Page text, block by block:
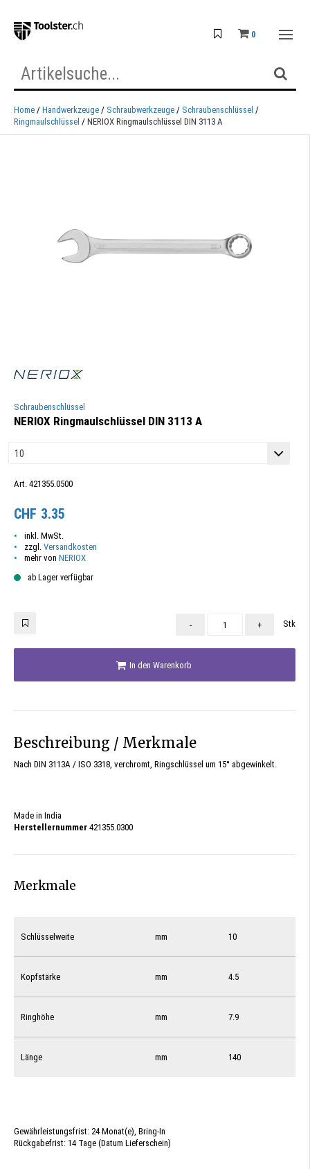
0
Home Handwerkzeuge Schraubwerkzeuge
Schraubenschlüssel
Ringmaulschlüssel
NERIOX Ringmaulschlüssel DIN 3113 A
Schraubenschlüssel
NERIOX Ringmaulschlüssel DIN 3113 A
Art. 421355.0500
CHF 3.35
inkl. MwSt.
zzgl. Versandkosten
mehr von NERIOX
ab Lager verfügbar
- + Stk
In den Warenkorb
Beschreibung / Merkmale
Nach DIN 3113A / ISO 3318, verchromt, Ringschlüssel um 15° abgewinkelt.
Made in India
Herstellernummer 421355.0300
Merkmale
Schlüsselweite mm 10
Kopfstärke mm 4.5
Ringhöhe mm 7.9
Länge mm 140
Gewährleistungsfrist: 24 Monat(e), Bring-In
Rückgabefrist: 14 Tage (Datum Lieferschein)